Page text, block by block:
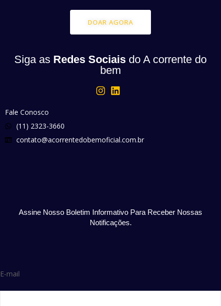
DOAR AGORA
Siga as Redes Sociais do A corrente do
bem
Fale Conosco
(11) 2323-3660
contato@acorrentedobemoficial.com.br
Assine Nosso Boletim Informativo Para Receber Nossas
Notificações.
E-mail